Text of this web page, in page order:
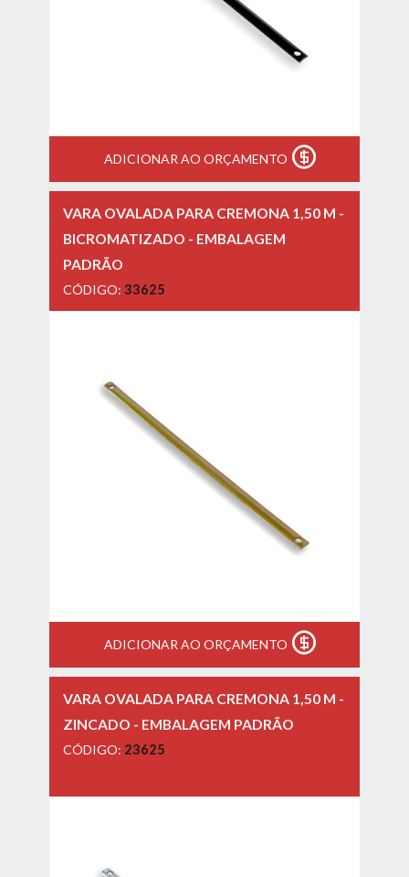
ADICIONAR AO ORÇAMENTO
VARA OVALADA PARA CREMONA 1,50 M -
BICROMATIZADO - EMBALAGEM
PADRÃO
CÓDIGO: 33625
ADICIONAR AO ORÇAMENTO
VARA OVALADA PARA CREMONA 1,50 M -
ZINCADO - EMBALAGEM PADRÃO
CÓDIGO: 23625